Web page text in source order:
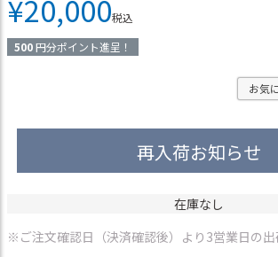
¥20,000税込
500円分ポイント進呈！
お気
再入荷お知らせ
在庫なし
※ご注文確認日（決済確認後）より3営業日の出